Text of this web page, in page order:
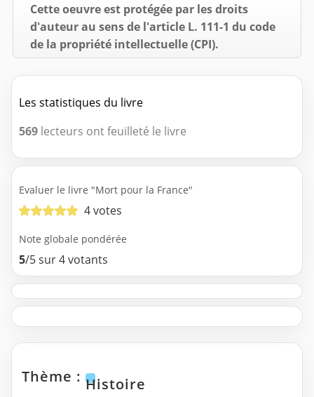
Cette oeuvre est protégée par les droits
d'auteur au sens de l'article L. 111-1 du code
de la propriété intellectuelle (CPI).
Les statistiques du livre
569 lecteurs ont feuilleté le livre
Evaluer le livre "Mort pour la France"
4 votes
Note globale pondérée
5/5 sur 4 votants
Thème : Histoire